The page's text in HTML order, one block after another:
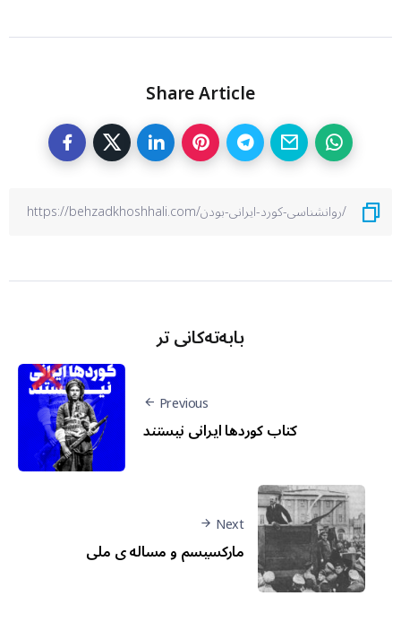
Share Article
بابەتەکانی تر
Previous
کتاب کوردها ایرانی نیستند
Next
مارکسیسم و مساله ی ملی